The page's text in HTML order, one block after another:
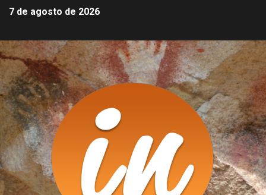
7 de agosto de 2026